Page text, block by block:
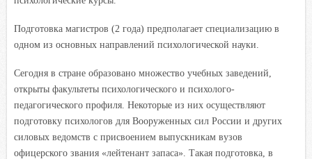
Подготовка магистров (2 года) предполагает специализацию в
одном из основных направлений психологической науки.
Сегодня в стране образовано множество учебных заведений,
открыты факультеты психологического и психолого-
педагогического профиля. Некоторые из них осуществляют
подготовку психологов для Вооруженных сил России и других
силовых ведомств с присвоением выпускникам вузов
офицерского звания «лейтенант запаса». Такая подготовка, в